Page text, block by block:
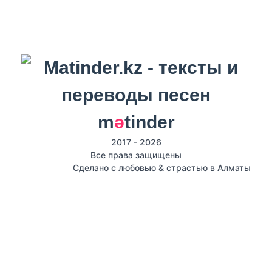
mәtinder
2017 - 2026
Все права защищены
Сделано с любовью & страстью в Алматы